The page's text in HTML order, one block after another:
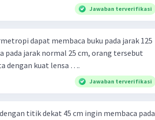
Jawaban terverifikasi
dapat membaca buku pada jarak 125
pada jarak normal 25 cm, orang tersebut
dengan kuat lensa ….
Jawaban terverifikasi
titik dekat 45 cm ingin membaca pada